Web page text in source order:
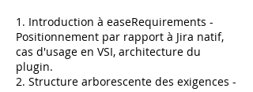
1. Introduction à easeRequirements -
Positionnement par rapport à Jira natif,
cas d'usage en VSI, architecture du
plugin.
2. Structure arborescente des exigences -